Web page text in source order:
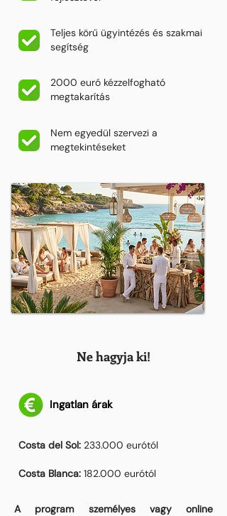
Teljes körű ügyintézés és szakmai
segítség
2000 euró kézzelfogható
megtakarítás
Nem egyedül szervezi a
megtekintéseket
Ne hagyja ki!
Ingatlan árak
Costa del Sol: 233.000 eurótól
Costa Blanca: 182.000 eurótól
A program személyes vagy online